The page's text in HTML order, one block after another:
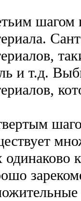
шагом
и т.д.
одинаково